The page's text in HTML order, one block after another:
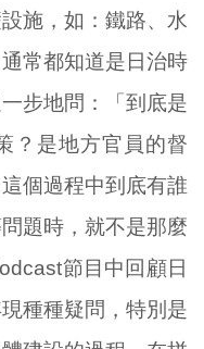
施，如：鐵路、水
常都知道是日治時
步地問：「到底是
？是地方官員的督
個過程中到底有誰
題時，就不是那麼
節目中回顧日
種種疑問，特別是